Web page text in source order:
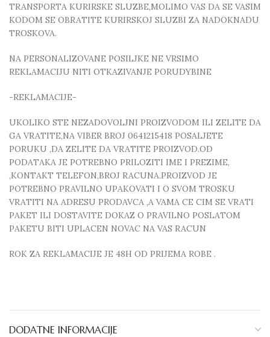
TRANSPORTA KURIRSKE SLUZBE,MOLIMO VAS DA SE VASIM
KODOM SE OBRATITE KURIRSKOJ SLUZBI ZA NADOKNADU
TROSKOVA.
NA PERSONALIZOVANE POSILJKE NE VRSIMO
REKLAMACIJU NITI OTKAZIVANJE PORUDYBINE
-REKLAMACIJE-
UKOLIKO STE NEZADOVOLJNI PROIZVODOM ILI ZELITE DA
GA VRATITE,NA VIBER BROJ 0641215418 POSALJETE
PORUKU ,DA ZELITE DA VRATITE PROIZVOD.OD
PODATAKA JE POTREBNO PRILOZITI IME I PREZIME,
,KONTAKT TELEFON,BROJ RACUNA.PROIZVOD JE
POTREBNO PRAVILNO UPAKOVATI I O SVOM TROSKU
VRATITI NA ADRESU PRODAVCA ,A VAMA CE CIM SE VRATI
PAKET ILI DOSTAVITE DOKAZ O PRAVILNO POSLATOM
PAKETU BITI UPLACEN NOVAC NA VAS RACUN
ROK ZA REKLAMACIJE JE 48H OD PRIJEMA ROBE .
DODATNE INFORMACIJE